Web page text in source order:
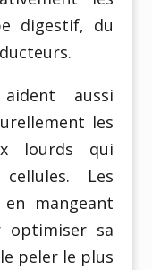
digestif, du
aussi
les
lourds qui
Les
mangeant
optimiser sa
peler le plus